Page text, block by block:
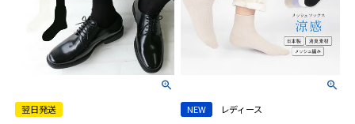
翌日発送
NEW
レディース